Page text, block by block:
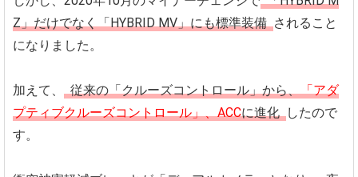
Z」だけでなく「HYBRID MV」にも標準装備 されること
になりました。
加えて、 従来の「クルーズコントロール」から、「アダ
プティブクルーズコントロール」、ACCに進化 したので
す。